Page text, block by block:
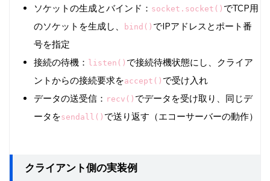
ソケットの生成とバインド： socket.socket() でTCP用
のソケットを生成し、
bind() でIPアドレスとポート番
号を指定
接続の待機： listen() で接続待機状態にし、クライア
ントからの接続要求をaccept() で受け入れ
データの送受信： recv() でデータを受け取り、同じデ
ータをsendall() で送り返す（エコーサーバーの動作）
クライアント側の実装例